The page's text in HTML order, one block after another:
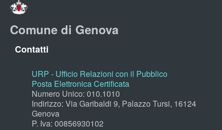
Comune di Genova
Contatti
URP - Ufficio Relazioni con il Pubblico
Posta Elettronica Certificata
Numero Unico: 010.1010
Indirizzo: Via Garibaldi 9, Palazzo Tursi, 16124
Genova
P. Iva: 00856930102